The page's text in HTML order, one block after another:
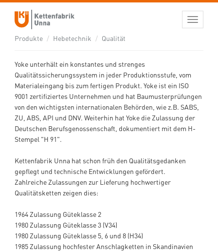
Toggle
Produkte
Hebetechnik Qualität
QUALITÄTSKONTROLLE, TESTEN UND
FEHLERERKENNUNG BEI DER
HERSTELLUNG
Yoke unterhält ein konstantes und strenges
Qualitätssicherungssystem in jeder Produktionsstufe, vom
Materialeingang bis zum fertigen Produkt. Yoke ist ein ISO
9001 zertifiziertes Unternehmen und hat Baumusterprüfungen
von den wichtigsten internationalen Behörden, wie z.B. SABS,
ZU, ABS, API und DNV. Weiterhin hat Yoke die Zulassung der
Deutschen Berufsgenossenschaft, dokumentiert mit dem H-
Stempel "H 91".
Kettenfabrik Unna hat schon früh den Qualitätsgedanken
gepflegt und technische Entwicklungen gefördert.
Zahlreiche Zulassungen zur Lieferung hochwertiger
Qualitätsketten zeigen dies:
1964 Zulassung Güteklasse 2
1980 Zulassung Güteklasse 3 (V34)
1980 Zulassung Güteklasse 5, 6 und 8 (H34)
1985 Zulassung hochfester Anschlagketten in Skandinavien